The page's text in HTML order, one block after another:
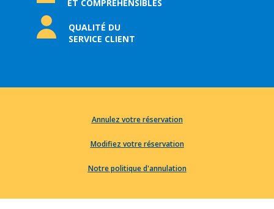
ET COMPRÉHENSIBLES
QUALITÉ DU
SERVICE CLIENT
Annulez votre réservation
Modifiez votre réservation
Notre politique d'annulation